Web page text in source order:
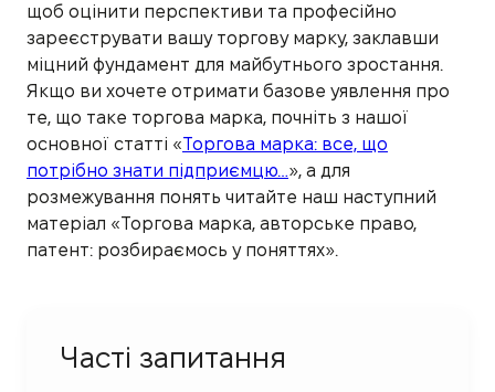
щоб оцінити перспективи та професійно
зареєструвати вашу торгову марку, заклавши
міцний фундамент для майбутнього зростання.
Якщо ви хочете отримати базове уявлення про
те, що таке торгова марка, почніть з нашої
основної статті «Торгова марка: все, що
потрібно знати підприємцю…», а для
розмежування понять читайте наш наступний
матеріал «Торгова марка, авторське право,
патент: розбираємось у поняттях».
Часті запитання